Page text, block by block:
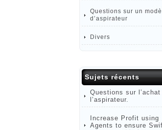
Questions sur un
d’aspirateur
Divers
Sujets récents
Questions sur l’achat
l’aspirateur.
Increase Profit using
Agents to ensure